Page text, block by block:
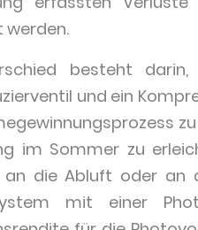
werden.
besteht
und ein
im Sommer zu
die Abluft oder an
mit einer